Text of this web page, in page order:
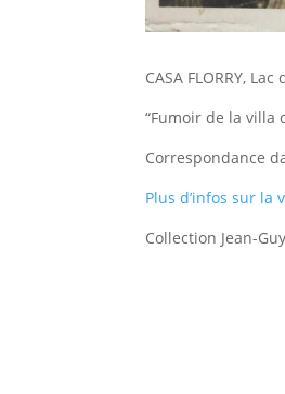
CASA FLORRY,
“Fumoir de la villa
Correspondance
Plus d’infos sur la
Collection Jean-